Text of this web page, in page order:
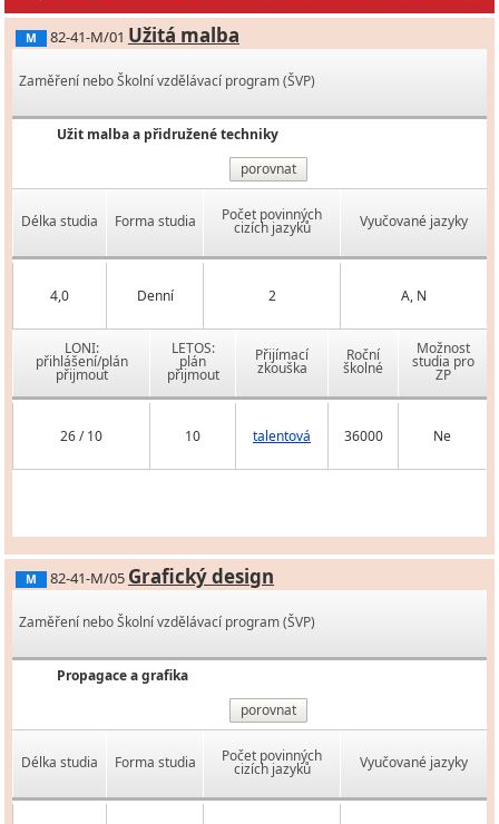
M 82-41-M/01 Užitá malba
Zaměření nebo Školní vzdělávací program (ŠVP)
Užit malba a přidružené techniky
porovnat
Délka studia Forma studia Počet povinných
cizích jazyků Vyučované jazyky
4,0 Denní 2 A, N
LONI:
přihlášení/plán
přijmout
LETOS:
plán
přijmout
Přijímací
zkouška
Roční
školné
Možnost
studia pro
ZP
26 / 10 10 talentová 36000 Ne
M 82-41-M/05 Grafický design
Zaměření nebo Školní vzdělávací program (ŠVP)
Propagace a grafika
porovnat
Délka studia Forma studia Počet povinných
cizích jazyků Vyučované jazyky